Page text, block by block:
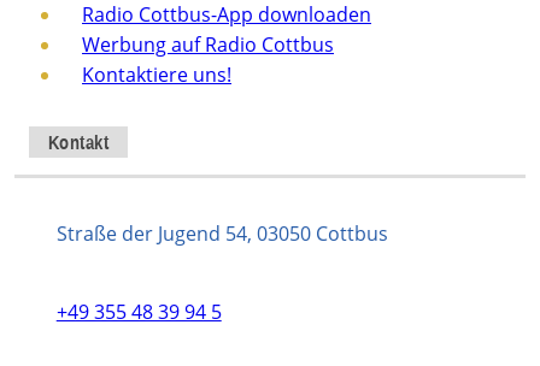
Radio Cottbus-App downloaden
Werbung auf Radio Cottbus
Kontaktiere uns!
Kontakt
Straße der Jugend 54, 03050 Cottbus
+49 355 48 39 94 5